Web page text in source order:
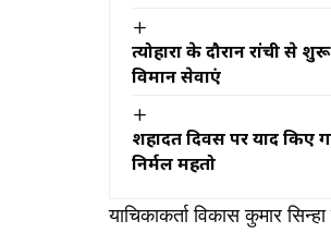
त्योहारों के दौरान रांची से
विमान सेवाएं
शहादत दिवस पर याद किए
निर्मल महतो
याचिकाकर्ता विकास कुमार